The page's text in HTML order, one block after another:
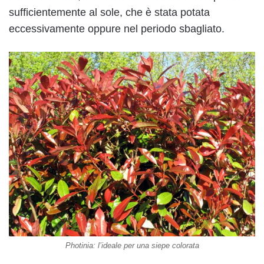
sufficientemente al sole, che è stata potata
eccessivamente oppure nel periodo sbagliato.
Photinia: l’ideale per una siepe colorata